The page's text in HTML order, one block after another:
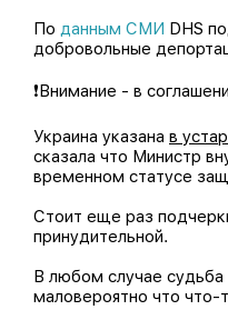
По данным СМИ DHS
добровольные
❗️Внимание - в
Украина указана в
сказала что Министр
временном статусе
Стоит еще раз
принудительной.
В любом случае судьба
маловероятно что что-